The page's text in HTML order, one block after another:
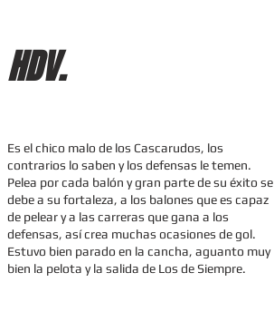
HDV.
Es el chico malo de los Cascarudos, los
contrarios lo saben y los defensas le temen.
Pelea por cada balón y gran parte de su éxito se
debe a su fortaleza, a los balones que es capaz
de pelear y a las carreras que gana a los
defensas, así crea muchas ocasiones de gol.
Estuvo bien parado en la cancha, aguanto muy
bien la pelota y la salida de Los de Siempre.